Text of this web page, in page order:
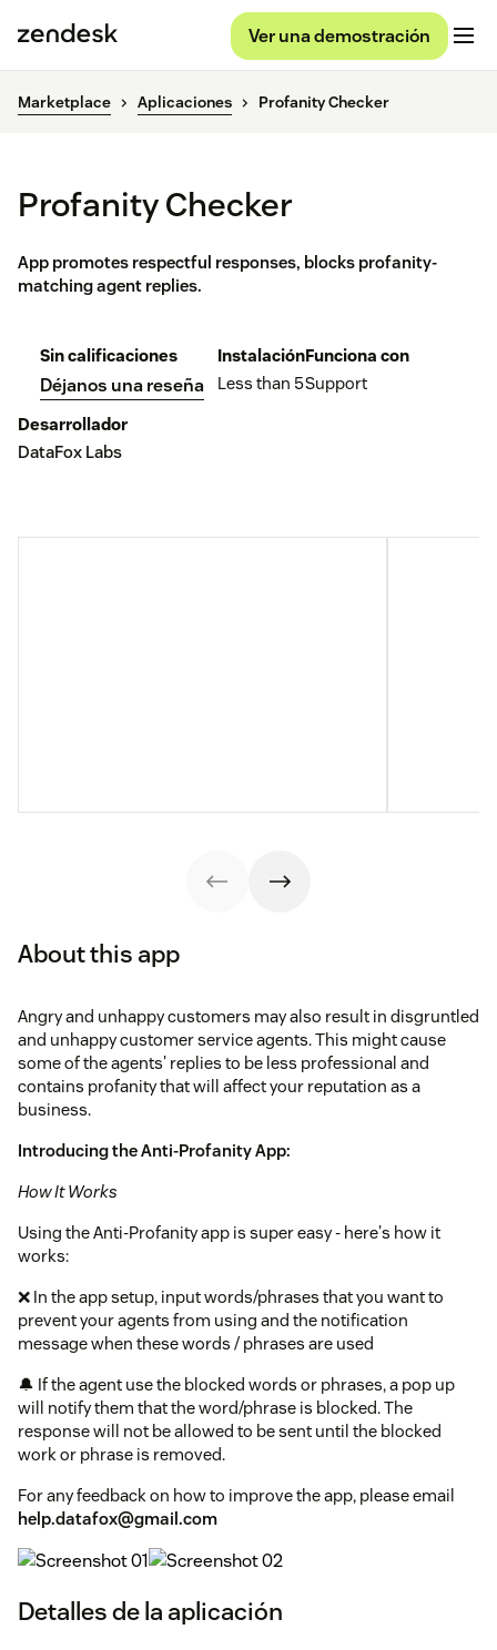
Ver una demostración
Marketplace Aplicaciones Profanity Checker
Profanity Checker
App promotes respectful responses, blocks profanity-
matching agent replies.
Sin calificaciones
Déjanos una reseña
Instalación
Less than 5
Funciona con
Support
Desarrollador
DataFox Labs
About this app
Angry and unhappy customers may also result in disgruntled
and unhappy customer service agents. This might cause
some of the agents' replies to be less professional and
contains profanity that will affect your reputation as a
business.
Introducing the Anti-Profanity App:
How It Works
Using the Anti-Profanity app is super easy - here's how it
works:
❌ In the app setup, input words/phrases that you want to
prevent your agents from using and the notification
message when these words / phrases are used
🔔 If the agent use the blocked words or phrases, a pop up
will notify them that the word/phrase is blocked. The
response will not be allowed to be sent until the blocked
work or phrase is removed.
For any feedback on how to improve the app, please email
help.datafox@gmail.com
Detalles de la aplicación